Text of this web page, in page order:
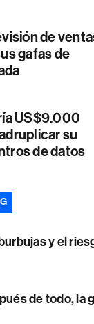
de
gafas de
US$9.000
su
de datos
y el
de todo, la